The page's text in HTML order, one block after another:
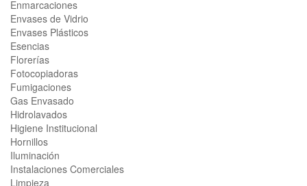
Enmarcaciones
Envases de Vidrio
Envases Plásticos
Esencias
Florerías
Fotocopiadoras
Fumigaciones
Gas Envasado
Hidrolavados
Higiene Institucional
Hornillos
Iluminación
Instalaciones Comerciales
Limpieza